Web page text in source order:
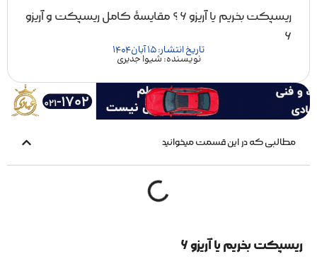
ریسپکت بخریم یا آریزو ۶ ؟ مقایسهٔ کامل ریسپکت و آریزو
۶
تاریخ انتشار: 15 آبان 1404
نویسنده: شیوا جدیری
مطالبی که در این قسمت میخوانید
ریسپکت بخریم یا آریزو ۶